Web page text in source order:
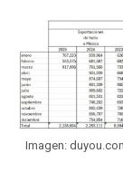
Imagen: